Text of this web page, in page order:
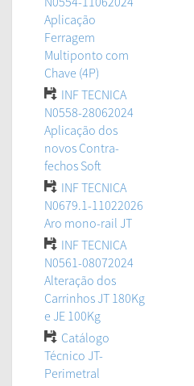
Aplicação
Ferragem
Multiponto com
Chave (4P)
INF TECNICA
N0558-28062024
Aplicação dos
novos Contra-
fechos Soft
INF TECNICA
N0679.1-11022026
Aro mono-rail JT
INF TECNICA
N0561-08072024
Alteração dos
Carrinhos JT 180Kg
e JE 100Kg
Catálogo
Técnico JT-
Perimetral